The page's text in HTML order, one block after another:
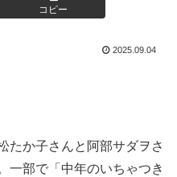
コピー
2025.09.04
たか子さんと阿部サダヲさ
一部で「中年のいちゃつき